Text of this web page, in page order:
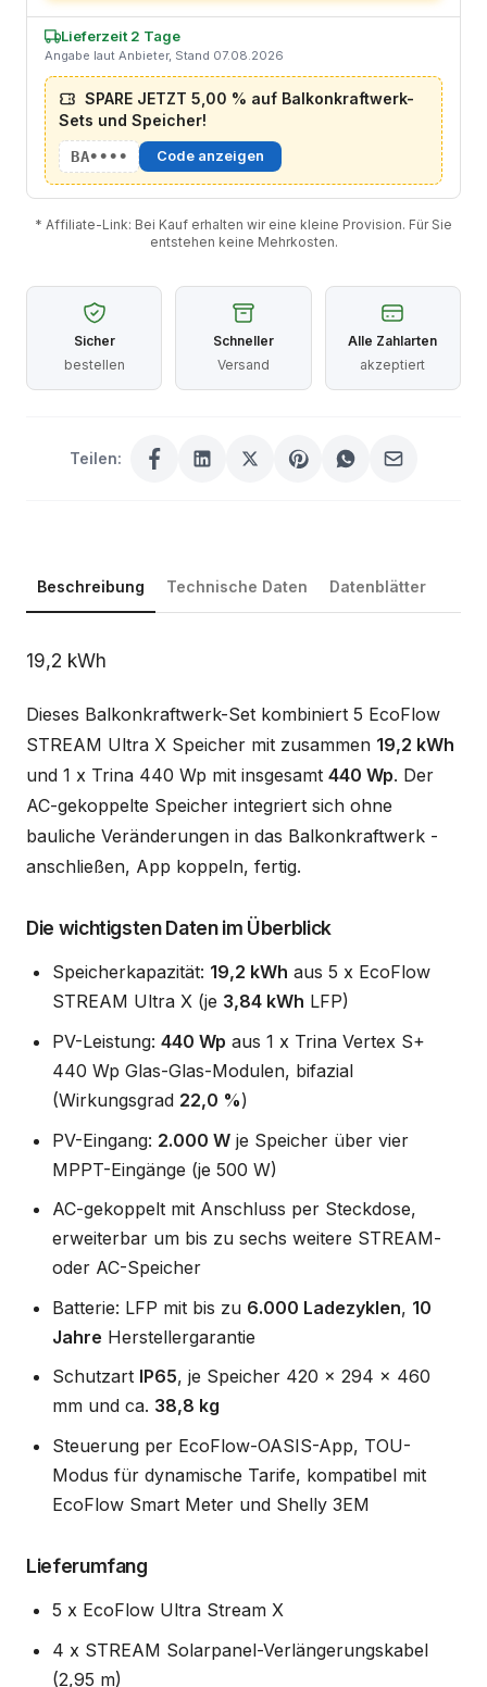
Lieferzeit 2 Tage
Angabe laut Anbieter, Stand 07.08.2026
SPARE JETZT 5,00 % auf Balkonkraftwerk-
Sets und Speicher!
BA•••• Code anzeigen
* Affiliate-Link: Bei Kauf erhalten wir eine kleine Provision. Für Sie
entstehen keine Mehrkosten.
Sicher
bestellen
Schneller
Versand
Alle Zahlarten
akzeptiert
Teilen:
Beschreibung Technische Daten Datenblätter
Beschreibung
19,2 kWh
Dieses Balkonkraftwerk-Set kombiniert 5 EcoFlow
STREAM Ultra X Speicher mit zusammen 19,2 kWh
und 1 x Trina 440 Wp mit insgesamt 440 Wp. Der
AC-gekoppelte Speicher integriert sich ohne
bauliche Veränderungen in das Balkonkraftwerk -
anschließen, App koppeln, fertig.
Die wichtigsten Daten im Überblick
Speicherkapazität: 19,2 kWh aus 5 x EcoFlow
STREAM Ultra X (je 3,84 kWh LFP)
PV-Leistung: 440 Wp aus 1 x Trina Vertex S+
440 Wp Glas-Glas-Modulen, bifazial
(Wirkungsgrad 22,0 %)
PV-Eingang: 2.000 W je Speicher über vier
MPPT-Eingänge (je 500 W)
AC-gekoppelt mit Anschluss per Steckdose,
erweiterbar um bis zu sechs weitere STREAM-
oder AC-Speicher
Batterie: LFP mit bis zu 6.000 Ladezyklen, 10
Jahre Herstellergarantie
Schutzart IP65, je Speicher 420 x 294 x 460
mm und ca. 38,8 kg
Steuerung per EcoFlow-OASIS-App, TOU-
Modus für dynamische Tarife, kompatibel mit
EcoFlow Smart Meter und Shelly 3EM
Lieferumfang
5 x EcoFlow Ultra Stream X
4 x STREAM Solarpanel-Verlängerungskabel
(2,95 m)